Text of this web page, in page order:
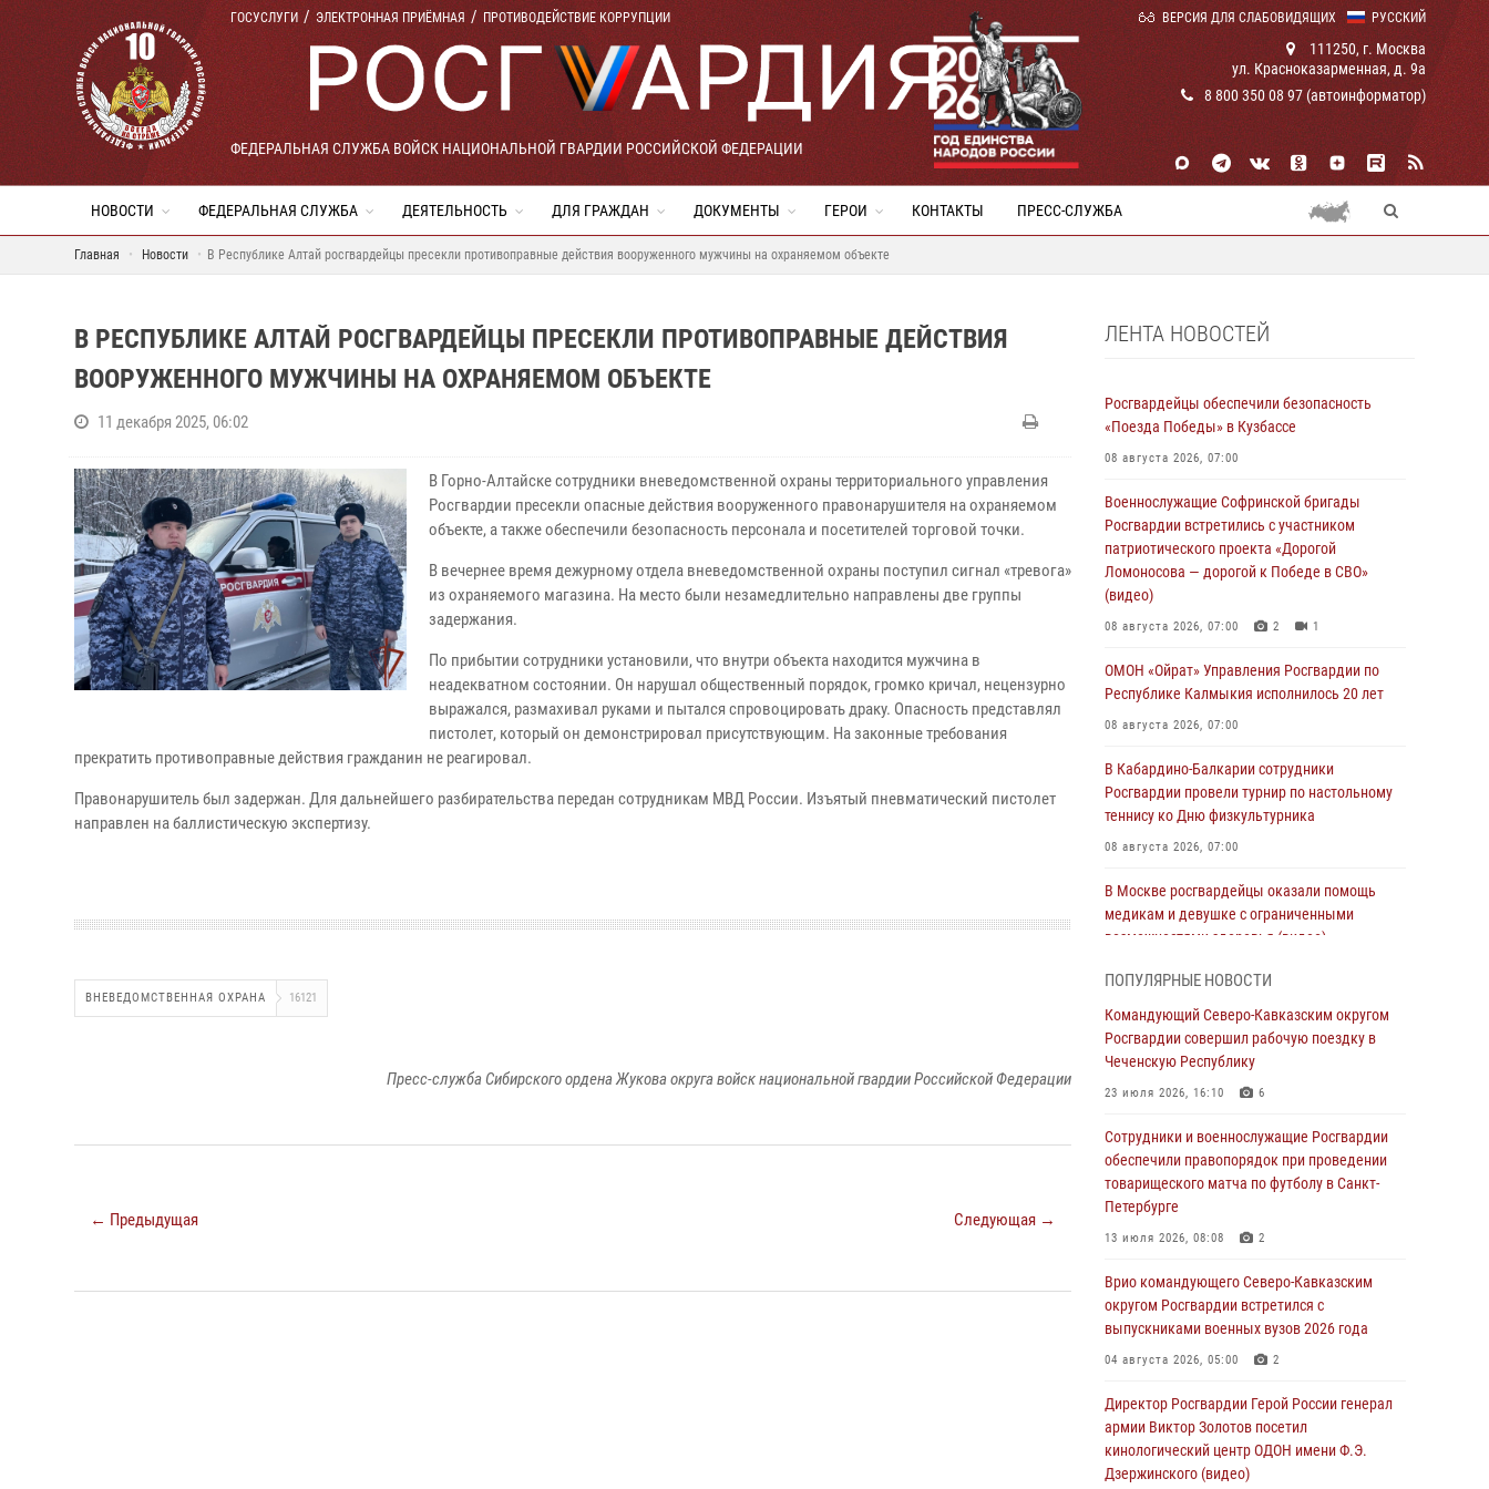
РУССКИЙ
ГОСУСЛУГИ ЭЛЕКТРОННАЯ ПРИЁМНАЯ ПРОТИВОДЕЙСТВИЕ КОРРУПЦИИ ВЕРСИЯ ДЛЯ СЛАБОВИДЯЩИХ
ФЕДЕРАЛЬНАЯ СЛУЖБА ВОЙСК НАЦИОНАЛЬНОЙ ГВАРДИИ РОССИЙСКОЙ ФЕДЕРАЦИИ
111250, г. Москва
ул. Красноказарменная, д. 9а
8 800 350 08 97 (автоинформатор)
НОВОСТИ ФЕДЕРАЛЬНАЯ СЛУЖБА ДЕЯТЕЛЬНОСТЬ ДЛЯ ГРАЖДАН ДОКУМЕНТЫ ГЕРОИ КОНТАКТЫ ПРЕСС-СЛУЖБА
Главная Новости В Республике Алтай росгвардейцы пресекли противоправные действия вооруженного мужчины на охраняемом объекте
В РЕСПУБЛИКЕ АЛТАЙ РОСГВАРДЕЙЦЫ ПРЕСЕКЛИ ПРОТИВОПРАВНЫЕ ДЕЙСТВИЯ
ВООРУЖЕННОГО МУЖЧИНЫ НА ОХРАНЯЕМОМ ОБЪЕКТЕ
11 декабря 2025, 06:02
В Горно-Алтайске сотрудники вневедомственной охраны территориального управления
Росгвардии пресекли опасные действия вооруженного правонарушителя на охраняемом
объекте, а также обеспечили безопасность персонала и посетителей торговой точки.
В вечернее время дежурному отдела вневедомственной охраны поступил сигнал «тревога»
из охраняемого магазина. На место были незамедлительно направлены две группы
задержания.
По прибытии сотрудники установили, что внутри объекта находится мужчина в
неадекватном состоянии. Он нарушал общественный порядок, громко кричал, нецензурно
выражался, размахивал руками и пытался спровоцировать драку. Опасность представлял
пистолет, который он демонстрировал присутствующим. На законные требования
прекратить противоправные действия гражданин не реагировал.
Правонарушитель был задержан. Для дальнейшего разбирательства передан сотрудникам МВД России. Изъятый пневматический пистолет
направлен на баллистическую экспертизу.
ВНЕВЕДОМСТВЕННАЯ ОХРАНА 16121
Пресс-служба Сибирского ордена Жукова округа войск национальной гвардии Российской Федерации
← Предыдущая Следующая →
ЛЕНТА НОВОСТЕЙ
Росгвардейцы обеспечили безопасность
«Поезда Победы» в Кузбассе
08 августа 2026, 07:00
Военнослужащие Софринской бригады
Росгвардии встретились с участником
патриотического проекта «Дорогой
Ломоносова — дорогой к Победе в СВО»
(видео)
08 августа 2026, 07:00 2 1
ОМОН «Ойрат» Управления Росгвардии по
Республике Калмыкия исполнилось 20 лет
08 августа 2026, 07:00
В Кабардино-Балкарии сотрудники
Росгвардии провели турнир по настольному
теннису ко Дню физкультурника
08 августа 2026, 07:00
В Москве росгвардейцы оказали помощь
медикам и девушке с ограниченными
возможностями здоровья (видео)
Спецназ Росгвардии в Марий Эл почтил
память товарища на тактическом турнире
(видео)
08 августа 2026, 06:15
День физкультурника в Уральском округе
Росгвардии отметили турнирами, мастер-
классами и легкоатлетическими забегами
08 августа 2026, 06:03
приступили к новому курсу подготовки на
Урале
08 августа 2026, 05:00 3
росгвардейцы получают из дома
региональные газеты и поддержку земляков
08 августа 2026, 05:00
ПОПУЛЯРНЫЕ НОВОСТИ
Командующий Северо-Кавказским округом
Росгвардии совершил рабочую поездку в
Чеченскую Республику
23 июля 2026, 16:10 6
Сотрудники и военнослужащие Росгвардии
обеспечили правопорядок при проведении
товарищеского матча по футболу в Санкт-
Петербурге
13 июля 2026, 08:08 2
Врио командующего Северо-Кавказским
округом Росгвардии встретился с
выпускниками военных вузов 2026 года
04 августа 2026, 05:00 2
Директор Росгвардии Герой России генерал
армии Виктор Золотов посетил
кинологический центр ОДОН имени Ф.Э.
Дзержинского (видео)